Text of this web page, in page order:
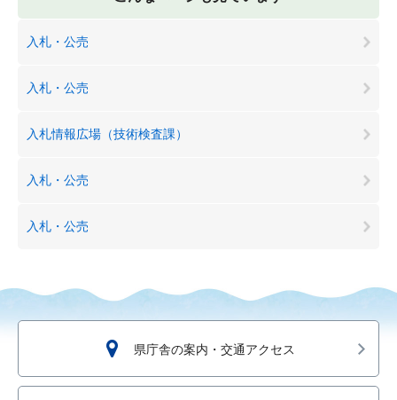
入札・公売
入札・公売
入札情報広場（技術検査課）
入札・公売
入札・公売
県庁舎の案内・交通アクセス